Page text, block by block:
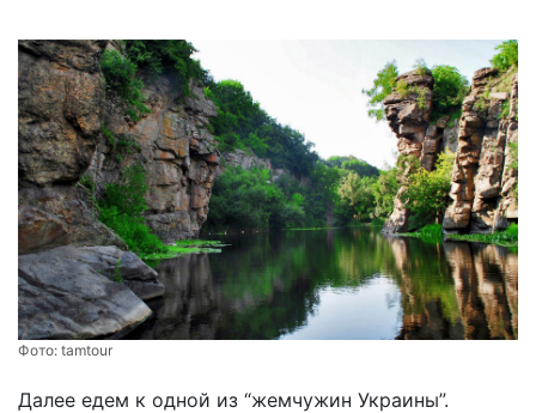
Фото: tamtour
Далее едем к одной из “жемчужин Украины”.